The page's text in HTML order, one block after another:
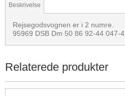
Beskrivelse
Rejsegodsvognen er i 2 numre.
95969 DSB Dm 50 86 92-44 047-4
Relaterede produkter